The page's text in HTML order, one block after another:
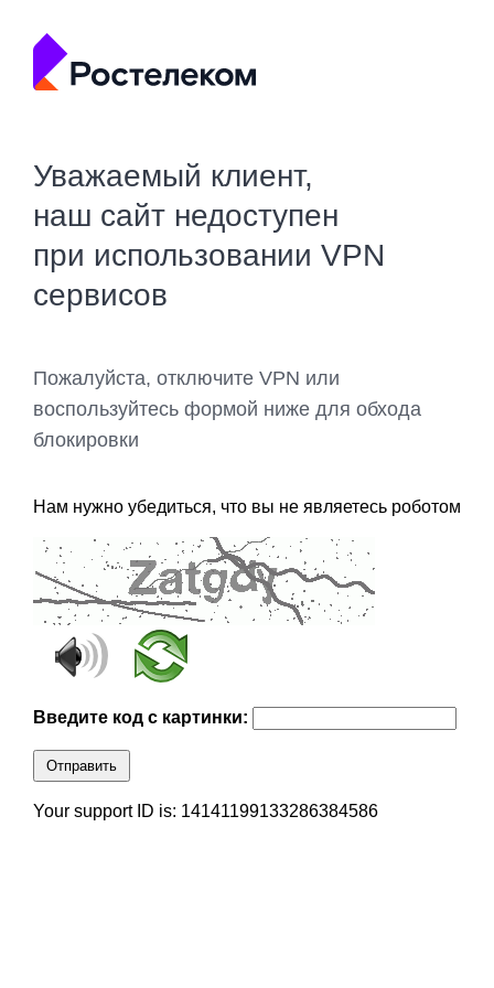
Уважаемый клиент,
наш сайт недоступен
при использовании VPN
сервисов
Пожалуйста, отключите VPN или
воспользуйтесь формой ниже для обхода
блокировки
Нам нужно убедиться, что вы не являетесь роботом
Введите код с картинки:
Отправить
Your support ID is: 14141199133286384586